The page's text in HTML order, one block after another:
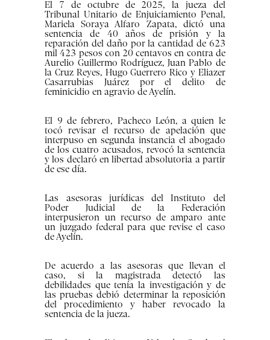
El 7 de octubre de 2025, la jueza del
Tribunal Unitario de Enjuiciamiento Penal,
Mariela Soraya Alfaro Zapata, dictó una
sentencia de 40 años de prisión y la
reparación del daño por la cantidad de 623
mil 423 pesos con 20 centavos en contra de
Aurelio Guillermo Rodríguez, Juan Pablo de
la Cruz Reyes, Hugo Guerrero Rico y Eliazer
Casarrubias Juárez por el delito de
feminicidio en agravio de Ayelín.
El 9 de febrero, Pacheco León, a quien le
tocó revisar el recurso de apelación que
interpuso en segunda instancia el abogado
de los cuatro acusados, revocó la sentencia
y los declaró en libertad absolutoria a partir
de ese día.
Las asesoras jurídicas del Instituto del
Poder Judicial de la Federación
interpusieron un recurso de amparo ante
un juzgado federal para que revise el caso
de Ayelín.
De acuerdo a las asesoras que llevan el
caso, si la magistrada detectó las
debilidades que tenía la investigación y de
las pruebas debió determinar la reposición
del procedimiento y haber revocado la
sentencia de la jueza.